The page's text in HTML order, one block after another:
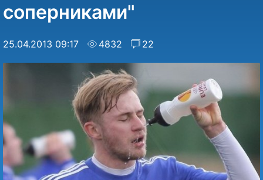
соперниками"
25.04.2013 09:17 4832 22